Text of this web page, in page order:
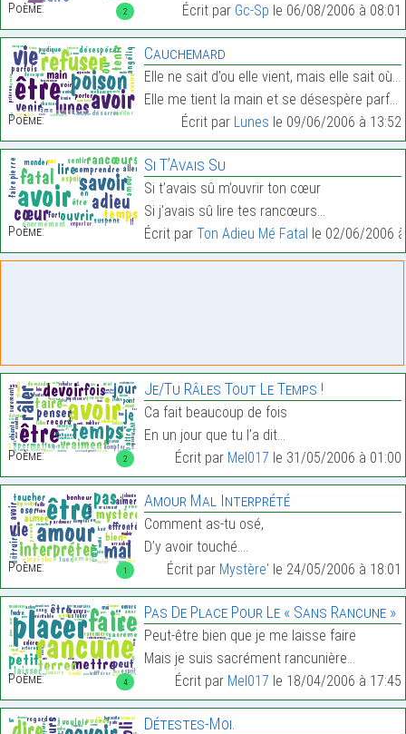
2
Poème:
Écrit par Gc-Sp le 06/08/2006 à 08:01
Poème:
Cauchemard
Elle ne sait d’ou elle vient, mais elle sait où el
Elle me tient la main et se désespère parfois.…
Écrit par Lunes le 09/06/2006 à 13:52
Poème:
Si T’Avais Su
Si t’avais sû m’ouvrir ton cœur
Si j’avais sû lire tes rancœurs…
Écrit par Ton Adieu Mé Fatal le 02/06/2006
2
Poème:
Je/Tu Râles Tout Le Temps !
Ca fait beaucoup de fois
En un jour que tu l’a dit…
Écrit par Mel017 le 31/05/2006 à 01:00
1
Poème:
Amour Mal Interprété
Comment as-tu osé,
D’y avoir touché.…
Écrit par Mystère' le 24/05/2006 à 18:01
4
Poème:
Pas De Place Pour Le « Sans Rancune »
Peut-être bien que je me laisse faire
Mais je suis sacrément rancunière…
Écrit par Mel017 le 18/04/2006 à 17:45
Détestes-Moi.